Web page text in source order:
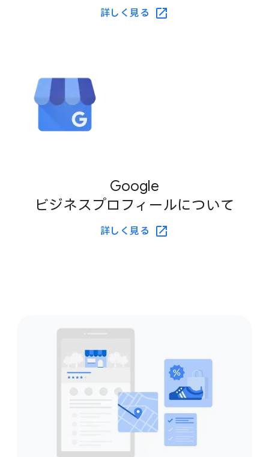
詳しく​見る
Google
ビジネスプロフィールに​ついて
詳しく​見る